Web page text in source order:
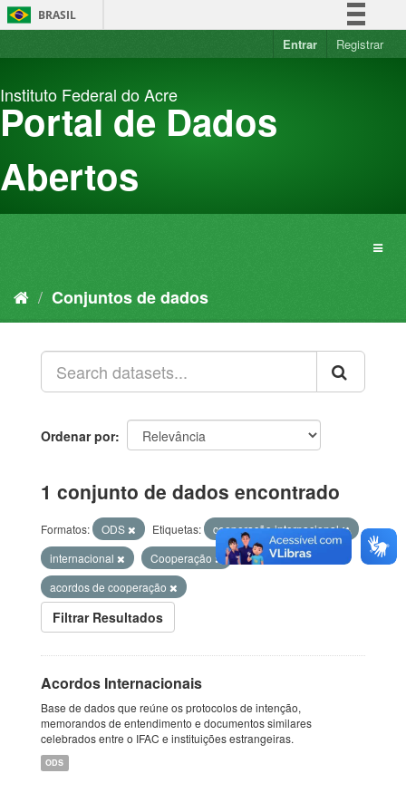
Pular
para
BRASIL
Simplifique!
Acesso à informação
Entrar Registrar
Instituto Federal do Acre
Portal de Dados
Abertos
Conjuntos de dados
Ordenar por
1 conjunto de dados encontrado
Formatos: ODS Etiquetas:
cooperação internacional
internacional
Cooperação
acordos de cooperação
Filtrar Resultados
Acordos Internacionais
Base de dados que reúne os protocolos de intenção,
memorandos de entendimento e documentos similares
celebrados entre o IFAC e instituições estrangeiras.
ODS